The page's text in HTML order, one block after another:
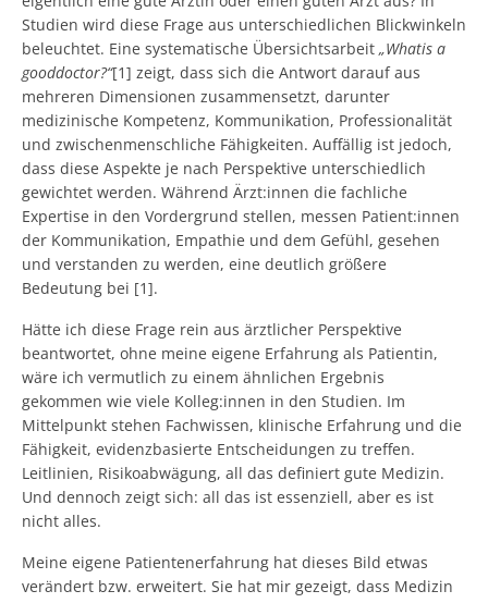
Studien wird diese Frage aus unterschiedlichen Blickwinkeln
beleuchtet. Eine systematische Übersichtsarbeit „Whatis a
gooddoctor?“[1] zeigt, dass sich die Antwort darauf aus
mehreren Dimensionen zusammensetzt, darunter
medizinische Kompetenz, Kommunikation, Professionalität
und zwischenmenschliche Fähigkeiten. Auffällig ist jedoch,
dass diese Aspekte je nach Perspektive unterschiedlich
gewichtet werden. Während Ärzt:innen die fachliche
Expertise in den Vordergrund stellen, messen Patient:innen
der Kommunikation, Empathie und dem Gefühl, gesehen
und verstanden zu werden, eine deutlich größere
Bedeutung bei [1].
Hätte ich diese Frage rein aus ärztlicher Perspektive
beantwortet, ohne meine eigene Erfahrung als Patientin,
wäre ich vermutlich zu einem ähnlichen Ergebnis
gekommen wie viele Kolleg:innen in den Studien. Im
Mittelpunkt stehen Fachwissen, klinische Erfahrung und die
Fähigkeit, evidenzbasierte Entscheidungen zu treffen.
Leitlinien, Risikoabwägung, all das definiert gute Medizin.
Und dennoch zeigt sich: all das ist essenziell, aber es ist
nicht alles.
Meine eigene Patientenerfahrung hat dieses Bild etwas
verändert bzw. erweitert. Sie hat mir gezeigt, dass Medizin